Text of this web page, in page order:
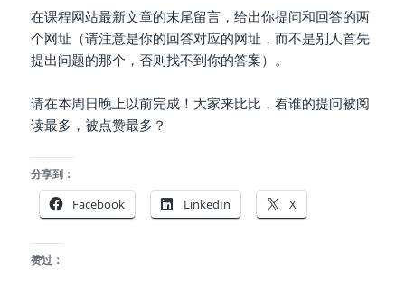
在课程网站最新文章的末尾留言，给出你提问和回答的两
个网址（请注意是你的回答对应的网址，而不是别人首先
提出问题的那个，否则找不到你的答案）。
请在本周日晚上以前完成！大家来比比，看谁的提问被阅
读最多，被点赞最多？
分享到：
Facebook LinkedIn X
赞过：